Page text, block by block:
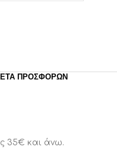
ΠΡΟΣΦΟΡΏΝ
35€ και άνω.